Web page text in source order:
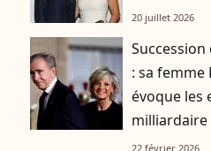
20 juillet 2026
: sa femme
évoque les
milliardaire
Delphine,
22 février 2026